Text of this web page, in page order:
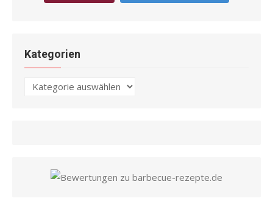
Kategorien
Kategorien